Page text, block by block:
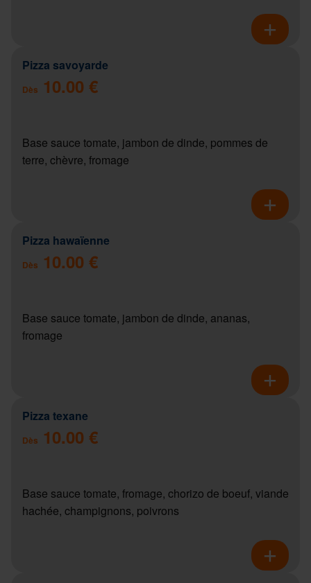
Pizza savoyarde
Dès 10.00 €
Base sauce tomate, jambon de dinde, pommes de
terre, chèvre, fromage
Pizza hawaïenne
Dès 10.00 €
Base sauce tomate, jambon de dinde, ananas,
fromage
Pizza texane
Dès 10.00 €
Base sauce tomate, fromage, chorizo de boeuf, viande
hachée, champignons, poivrons